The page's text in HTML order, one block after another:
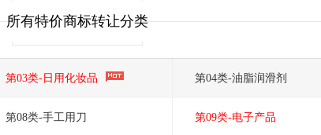
所有特价商标转让分类
第03类-日用化妆品 第04类-油脂润滑剂
第08类-手工用刀 第09类-电子产品